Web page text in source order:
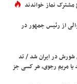
نماز خواندند
از رئیس جمهور در
شورش در ایران شد / تد
یا مریم رجوی، هر کسی جز